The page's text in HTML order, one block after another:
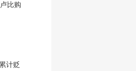
比购
计贬